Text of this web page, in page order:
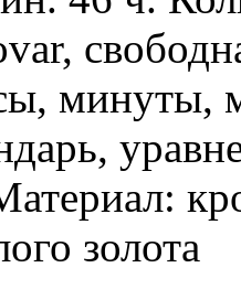
минуты,
золота